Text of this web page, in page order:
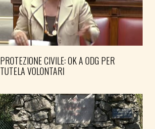
PROTEZIONE CIVILE: OK A ODG PER
TUTELA VOLONTARI